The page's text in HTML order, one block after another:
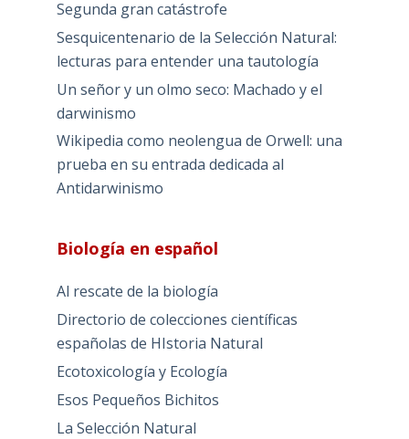
Segunda gran catástrofe
Sesquicentenario de la Selección Natural:
lecturas para entender una tautología
Un señor y un olmo seco: Machado y el
darwinismo
Wikipedia como neolengua de Orwell: una
prueba en su entrada dedicada al
Antidarwinismo
Biología en español
Al rescate de la biología
Directorio de colecciones científicas
españolas de HIstoria Natural
Ecotoxicología y Ecología
Esos Pequeños Bichitos
La Selección Natural